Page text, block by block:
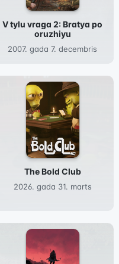
V tylu vraga 2: Bratya po
oruzhiyu
2007. gada 7. decembris
The Bold Club
2026. gada 31. marts